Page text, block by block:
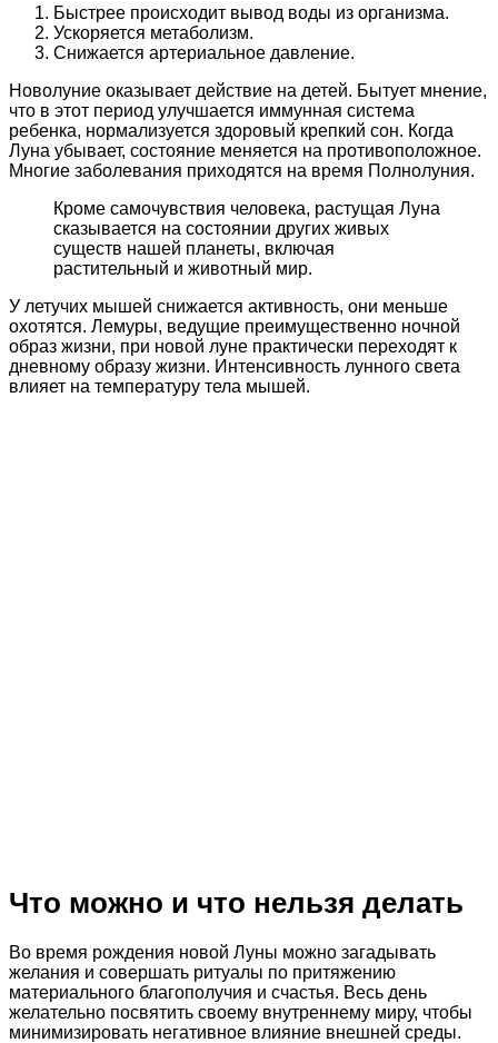
Быстрее происходит вывод воды из организма.
Ускоряется метаболизм.
Снижается артериальное давление.
Новолуние оказывает действие на детей. Бытует мнение,
что в этот период улучшается иммунная система
ребенка, нормализуется здоровый крепкий сон. Когда
Луна убывает, состояние меняется на противоположное.
Многие заболевания приходятся на время Полнолуния.
Кроме самочувствия человека, растущая Луна
сказывается на состоянии других живых
существ нашей планеты, включая
растительный и животный мир.
У летучих мышей снижается активность, они меньше
охотятся. Лемуры, ведущие преимущественно ночной
образ жизни, при новой луне практически переходят к
дневному образу жизни. Интенсивность лунного света
влияет на температуру тела мышей.
Что можно и что нельзя делать
Во время рождения новой Луны можно загадывать
желания и совершать ритуалы по притяжению
материального благополучия и счастья. Весь день
желательно посвятить своему внутреннему миру, чтобы
минимизировать негативное влияние внешней среды.